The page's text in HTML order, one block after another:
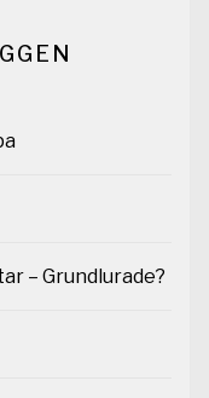
– Grundlurade?